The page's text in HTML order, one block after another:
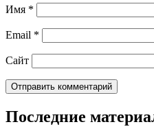
Имя *
Email *
Сайт
Последние